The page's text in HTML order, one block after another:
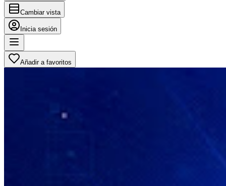
Cambiar vista
Inicia sesión
Añadir a favoritos